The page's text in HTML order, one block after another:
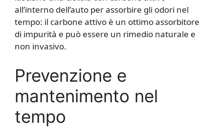
all’interno dell’auto per assorbire gli odori nel
tempo: il carbone attivo è un ottimo assorbitore
di impurità e può essere un rimedio naturale e
non invasivo.
Prevenzione e
mantenimento nel
tempo